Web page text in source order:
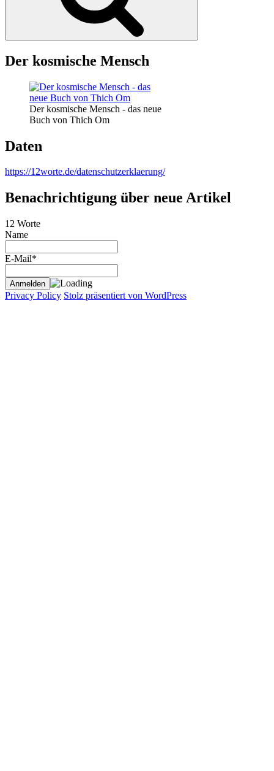
Der kosmische Mensch
Der kosmische Mensch - das neue
Buch von Thich Om
Daten
https://12worte.de/datenschutzerklaerung/
Benachrichtigung über neue Artikel
12 Worte
Name
E-Mail*
Privacy Policy Stolz präsentiert von WordPress